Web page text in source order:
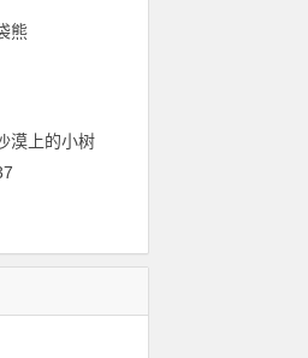
熊
漠上的小树